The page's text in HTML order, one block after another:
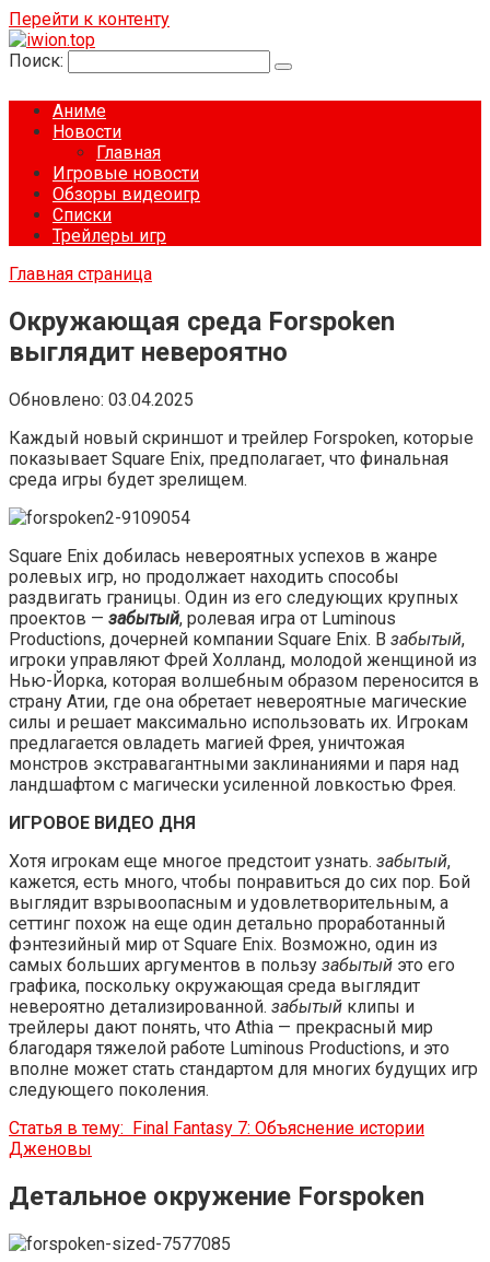
Перейти к контенту
Поиск:
Аниме
Новости
Главная
Игровые новости
Обзоры видеоигр
Списки
Трейлеры игр
Главная страница
Окружающая среда Forspoken
выглядит невероятно
Обновлено: 03.04.2025
Каждый новый скриншот и трейлер Forspoken, которые
показывает Square Enix, предполагает, что финальная
среда игры будет зрелищем.
Square Enix добилась невероятных успехов в жанре
ролевых игр, но продолжает находить способы
раздвигать границы. Один из его следующих крупных
проектов — забытый, ролевая игра от Luminous
Productions, дочерней компании Square Enix. В забытый,
игроки управляют Фрей Холланд, молодой женщиной из
Нью-Йорка, которая волшебным образом переносится в
страну Атии, где она обретает невероятные магические
силы и решает максимально использовать их. Игрокам
предлагается овладеть магией Фрея, уничтожая
монстров экстравагантными заклинаниями и паря над
ландшафтом с магически усиленной ловкостью Фрея.
ИГРОВОЕ ВИДЕО ДНЯ
Хотя игрокам еще многое предстоит узнать. забытый,
кажется, есть много, чтобы понравиться до сих пор. Бой
выглядит взрывоопасным и удовлетворительным, а
сеттинг похож на еще один детально проработанный
фэнтезийный мир от Square Enix. Возможно, один из
самых больших аргументов в пользу забытый это его
графика, поскольку окружающая среда выглядит
невероятно детализированной. забытый клипы и
трейлеры дают понять, что Athia — прекрасный мир
благодаря тяжелой работе Luminous Productions, и это
вполне может стать стандартом для многих будущих игр
следующего поколения.
Статья в тему: Final Fantasy 7: Объяснение истории
Дженовы
Детальное окружение Forspoken